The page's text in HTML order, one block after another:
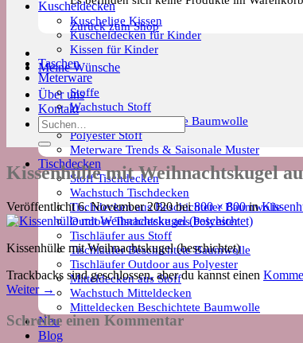
Kuscheldecken
Kuschelige Kissen
Kuscheldecken für Kinder
Kissen für Kinder
Taschen
Meterware
Stoffe
Wachstuch Stoff
Meterware Beschichtete Baumwolle
Polyester Stoff
Meterware Trends & Saisonale Muster
Tischdecken
Stoff Tischdecken
Wachstuch Tischdecken
Tischdecken aus Beschichteter Baumwolle
Outdoor Tischdecke aus Polyester
Tischläufer aus Stoff
Tischläufer Beschichtete Baumwolle
Tischläufer Outdoor aus Polyester
Mitteldecken aus Stoff
Wachstuch Mitteldecken
Mitteldecken Beschichtete Baumwolle
Neu
Blog
Zurück zum Shop
Meine Wünsche
Über uns
Kontakt
Suchen
nach:
Kissenhülle mit Weihnachtskugel
Veröffentlicht6. November 2020bei800 × 800in
Kissenhülle mit Weihnachtskugel (beschichtet)
Trackbacks sind geschlossen, aber du kannst einen
Weiter →
Schreibe einen Kommentar